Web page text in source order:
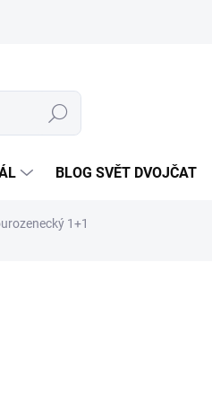
Hledat
BLOG SVĚT DVOJČAT
1+1